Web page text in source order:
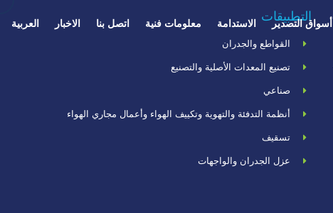
أسواق التصدير الاستدامة معلومات فنية اتصل بنا الاخبار العربية التطبيقات
القواطع والجدران
تصنيع المعدات الأصلية والتصنيع
صناعي
أنظمة التدفئة والتهوية وتكييف الهواء وأعمال مجاري الهواء
تسقيف
عزل الجدران والواجهات